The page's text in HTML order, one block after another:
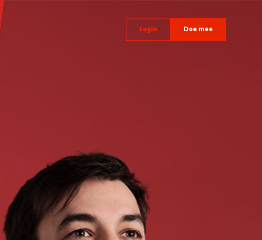
Login Doe mee